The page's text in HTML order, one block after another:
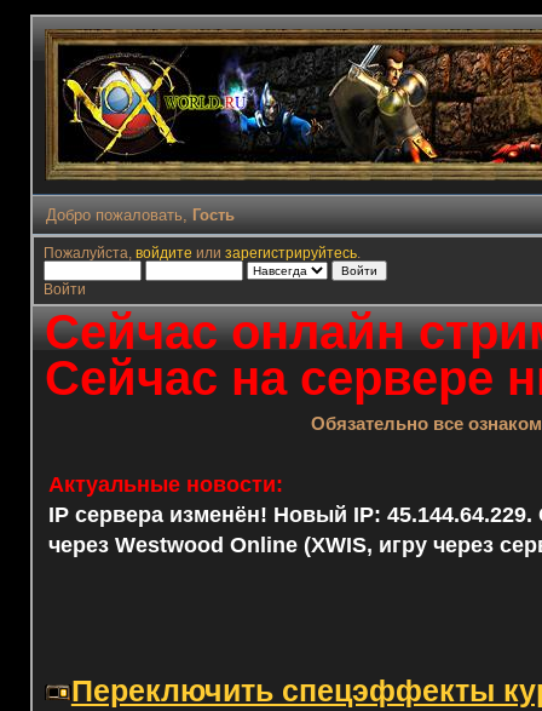
Добро пожаловать, Гость
Пожалуйста, войдите или зарегистрируйтесь.
Войти
Сейчас онлайн
Сейчас на сервере
Обязательно все
Актуальные новости:
IP сервера изменён! Новый IP: 45.144.64.229.
через Westwood Online (XWIS, игру через
Переключить спецэффекты